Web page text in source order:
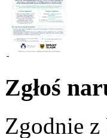
Zgłoś
Zgodnie z